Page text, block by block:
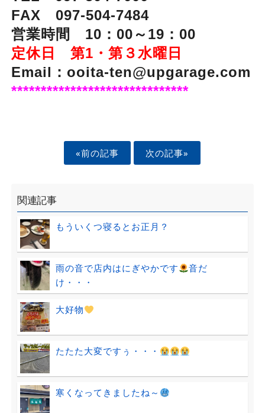
FAX 097-504-7484
営業時間 10：00～19：00
定休日 第1・第３水曜日
Email：ooita-ten@upgarage.com
******************************
«前の記事 次の記事»
関連記事
もういくつ寝るとお正月？
雨の音で店内はにぎやかです
音だ
け・・・
大好物
たたた大変ですぅ・・・
寒くなってきましたね～